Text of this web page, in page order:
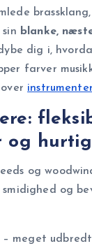
sin blanke,
dig i,
farver
og
og
smidighed og
– meget